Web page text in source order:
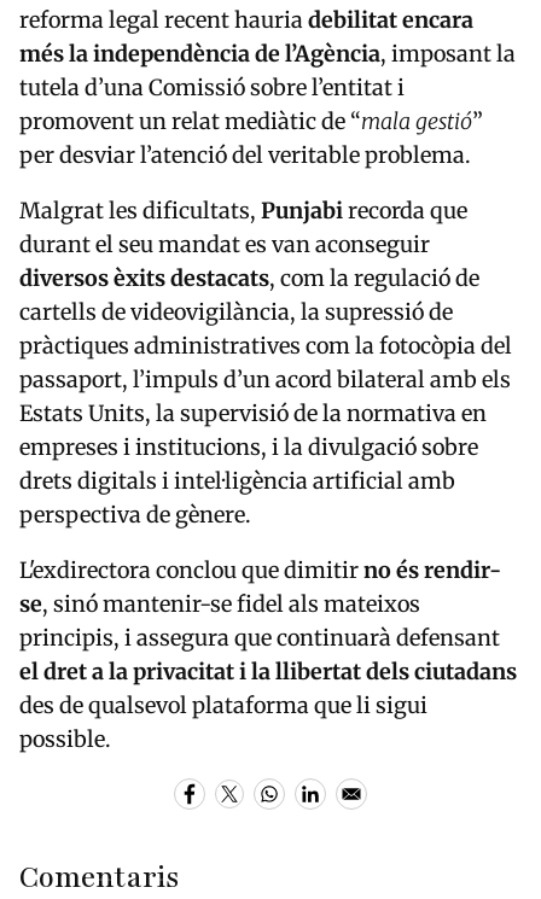
reforma legal recent hauriadebilitat encara
més la independència de l’Agència, imposant la
tutela d’una Comissió sobre l’entitat i
promovent un relat mediàtic de “mala gestió”
per desviar l’atenció del veritable problema.
Malgrat les dificultats, Punjabirecorda que
durant el seu mandat es van aconseguir
diversos èxits destacats, com la regulació de
cartells de videovigilància, la supressió de
pràctiques administratives com la fotocòpia del
passaport, l’impuls d’un acord bilateral amb els
Estats Units, la supervisió de la normativa en
empreses i institucions, i la divulgació sobre
drets digitals i intel·ligència artificial amb
perspectiva de gènere.
L'exdirectora conclou que dimitirno és rendir-
se, sinó mantenir-se fidel als mateixos
principis, i assegura que continuarà defensant
el dret a la privacitat i la llibertat dels ciutadans
des de qualsevol plataforma que li sigui
possible.
Comentaris